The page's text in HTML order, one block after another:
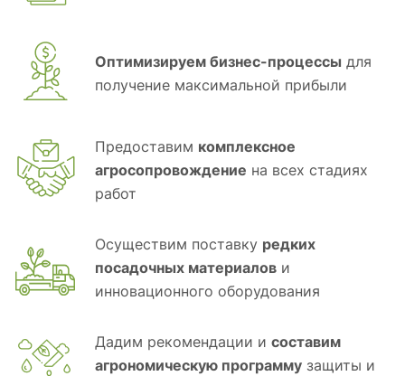
Оптимизируем бизнес-процессы для
получение максимальной прибыли
Предоставим комплексное
агросопровождение на всех стадиях
работ
Осуществим поставку редких
посадочных материалов и
инновационного оборудования
Дадим рекомендации и составим
агрономическую программу защиты и